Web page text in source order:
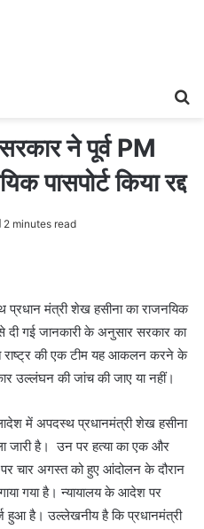
ने पूर्व PM
पासपोर्ट किया रद्द
2 minutes read
मंत्री शेख हसीना का राजनयिक
दी गई जानकारी के अनुसार सरकार का
की एक टीम यह आकलन करने के
उल्लंघन की जांच की जाए या नहीं।
में अपदस्थ प्रधानमंत्री शेख हसीना
जारी है। उन पर हत्या का एक और
चार अगस्त को हुए आंदोलन के दौरान
गया है। न्यायालय के आदेश पर
हुआ है। उल्लेखनीय है कि प्रधानमंत्री